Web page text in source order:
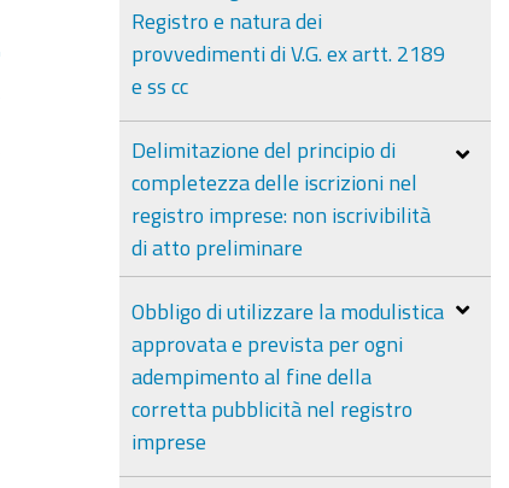
Registro e natura dei
provvedimenti di V.G. ex artt. 2189
e ss cc
Delimitazione del principio di
completezza delle iscrizioni nel
registro imprese: non iscrivibilità
di atto preliminare
Obbligo di utilizzare la modulistica
approvata e prevista per ogni
adempimento al fine della
corretta pubblicità nel registro
imprese